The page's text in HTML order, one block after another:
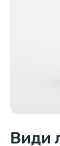
Види